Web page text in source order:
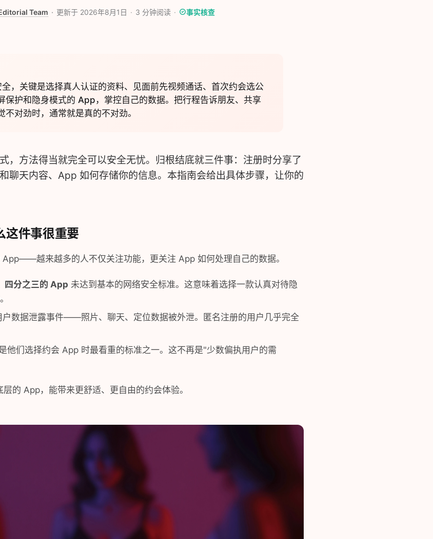
Team 更新于 2026年8月1日 3 分钟阅读 事实核查
，关键是选择真人认证的资料、见面前先视频通话、首次约会选公
保护和隐身模式的 App，掌控自己的数据。把行程告诉朋友、共享
对劲时，通常就是真的不对劲。
，方法得当就完全可以安全无忧。归根结底就三件事：注册时分享了
聊天内容、App 如何存储你的信息。本指南会给出具体步骤，让你的
这件事很重要
App——越来越多的人不仅关注功能，更关注 App 如何处理自己的数据。
四分之三的 App 未达到基本的网络安全标准。这意味着选择一款认真对待隐
数据泄露事件——照片、聊天、定位数据被外泄。匿名注册的用户几乎完全
他们选择约会 App 时最看重的标准之一。这不再是"少数偏执用户的需
的 App，能带来更舒适、更自由的约会体验。